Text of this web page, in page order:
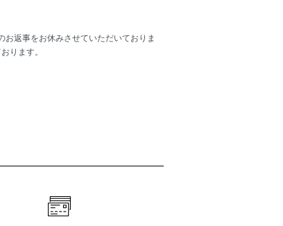
返事をお休みさせていただいておりま
ります。